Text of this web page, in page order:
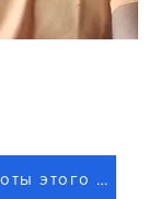
Посмотреть работы этого художника